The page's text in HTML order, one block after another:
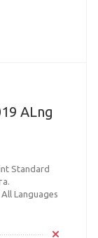
ALng
Standard
Languages